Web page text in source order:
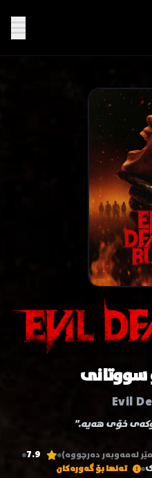
سووتانی
Evil
خۆی هەیە."
7.9
تەنها بۆ گەورەکان